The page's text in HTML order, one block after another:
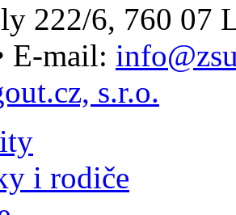
222/6, 760 07
E-mail:
s.r.o.
i rodiče